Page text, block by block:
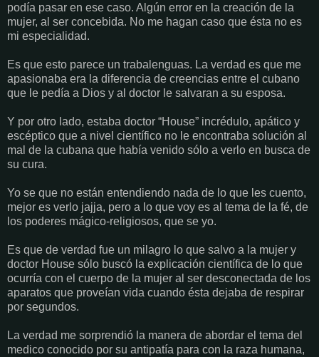
podía pasar en ese caso. Algún error en la creación de la
mujer, al ser concebida. No me hagan caso que ésta no es
mi especialidad.
Es que esto parece un trabalenguas. La verdad es que me
apasionaba era la diferencia de creencias entre el cubano
que le pedía a Dios y al doctor le salvaran a su esposa.
Y por otro lado, estaba doctor “House” incrédulo, apático y
escéptico que a nivel científico no le encontraba solución al
mal de la cubana que había venido sólo a verlo en busca de
su cura.
Yo se que no están entendiendo nada de lo que les cuento,
mejor es verlo jajja, pero a lo que voy es al tema de la fé, de
los poderes mágico-religiosos, que se yo.
Es que de verdad fue un milagro lo que salvo a la mujer y
doctor House sólo buscó la explicación científica de lo que
ocurría con el cuerpo de la mujer al ser desconectada de los
aparatos que proveían vida cuando ésta dejaba de respirar
por segundos.
La verdad me sorprendió la manera de abordar el tema del
medico conocido por su antipatía para con la raza humana,